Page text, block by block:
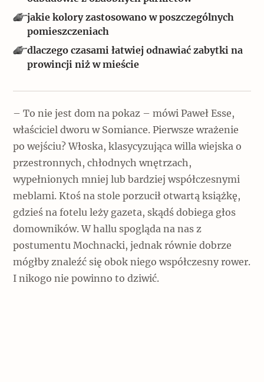
Popularne
Wskazówki idą w dobrą stronę
Memento dla modernizmu
Zabytek niejedno ma imię
Niewykonalne? Nie dla Wawelu
Archeologia
jakie kolory zastosowano w poszczególnych
pomieszczeniach
dlaczego czasami łatwiej odnawiać zabytki na
prowincji niż w mieście
– To nie jest dom na pokaz – mówi Paweł Esse,
właściciel dworu w Somiance. Pierwsze wrażenie
po wejściu? Włoska, klasycyzująca willa wiejska o
przestronnych, chłodnych wnętrzach,
wypełnionych mniej lub bardziej współczesnymi
meblami. Ktoś na stole porzucił otwartą książkę,
gdzieś na fotelu leży gazeta, skądś dobiega głos
domowników. W hallu spogląda na nas z
postumentu Mochnacki, jednak równie dobrze
mógłby znaleźć się obok niego współczesny rower.
I nikogo nie powinno to dziwić.